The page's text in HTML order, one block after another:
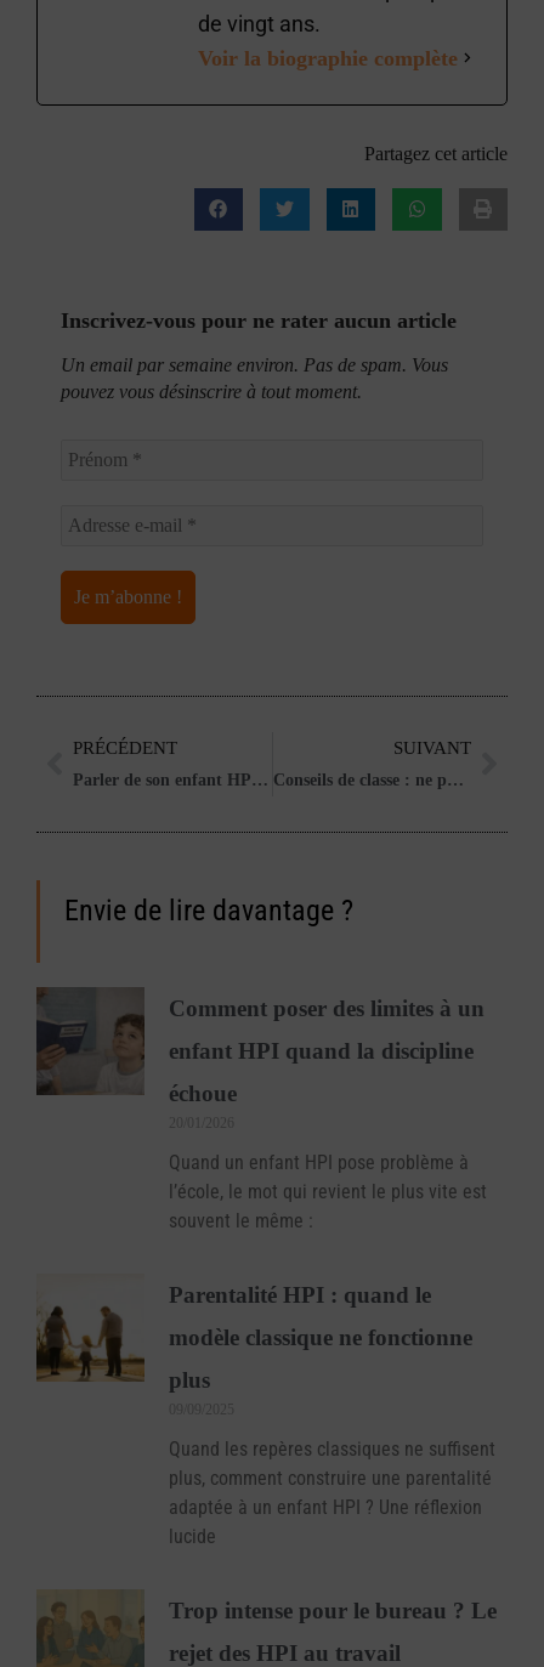
de vingt ans.
Voir la biographie complète
Partagez cet article
Inscrivez-vous pour ne rater aucun article
Un email par semaine environ. Pas de spam. Vous
pouvez vous désinscrire à tout moment.
Précédent
PRÉCÉDENT
Parler de son enfant HPI avec les enseignants
SUIVANT
Conseils de classe : ne pas laisser l’école enfermer les enfants HPI dans une case
Envie de lire davantage ?
Comment poser des limites à un
enfant HPI quand la discipline
échoue
20/01/2026
Quand un enfant HPI pose problème à
l’école, le mot qui revient le plus vite est
souvent le même :
Parentalité HPI : quand le
modèle classique ne fonctionne
plus
09/09/2025
Quand les repères classiques ne suffisent
plus, comment construire une parentalité
adaptée à un enfant HPI ? Une réflexion
lucide
Trop intense pour le bureau ? Le
rejet des HPI au travail